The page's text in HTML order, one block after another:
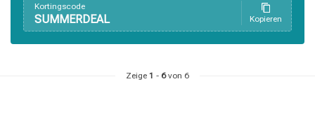
Kortingscode
SUMMERDEAL Kopieren
Zeige 1 - 6von 6